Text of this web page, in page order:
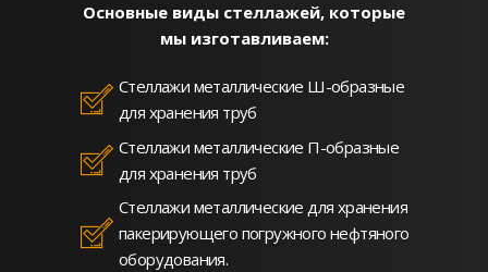
Основные виды стеллажей, которые
мы изготавливаем:
Стеллажи металлические Ш-образные
для хранения труб
Стеллажи металлические П-образные
для хранения труб
Стеллажи металлические для хранения
пакерирующего погружного нефтяного
оборудования.